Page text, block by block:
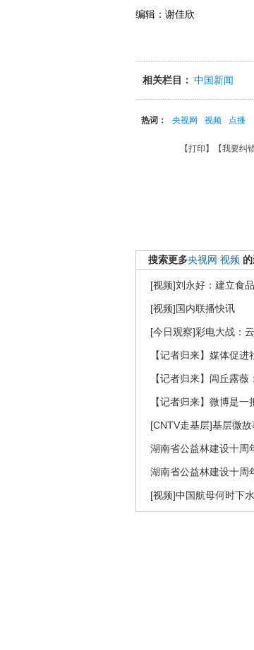
编辑：谢佳欣
相关栏目： 中国新闻
热词： 央视网 视频 点播
【打印 】【我要纠
搜索更多央视网 视频
[视频]刘永好：建立食
[视频]国内联播快讯
[今日观察]彩电大战：
【记者归来】媒体促
【记者归来】闾丘露
【记者归来】微博是
[CNTV走基层]基层微
湖南省公益林建设十周
湖南省公益林建设十周
[视频]中国航母何时下